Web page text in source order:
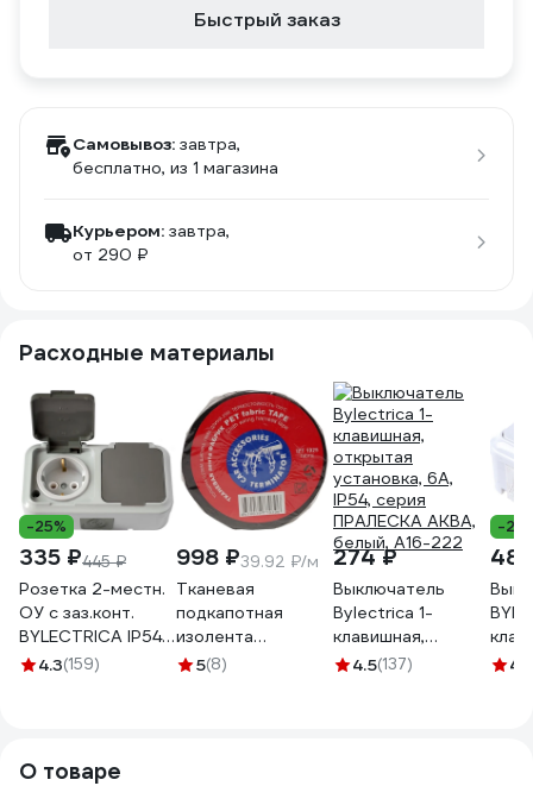
Быстрый заказ
Самовывоз: завтра,
бесплатно, из 1 магазина
Курьером: завтра,
от 290 ₽
Расходные материалы
-25%
335 ₽445 ₽
Розетка 2-местн.
ОУ с заз.конт.
BYLECTRICA IP54,
серия ПРАЛЕСКА
4.3(159)
998 ₽39.92 ₽/м
Тканевая
подкапотная
изолента
Terminator Izt
5(8)
274 ₽
Выключатель
Bylectrica 1-
клавишная,
открытая
4.5(137)
-
4.3
О товаре